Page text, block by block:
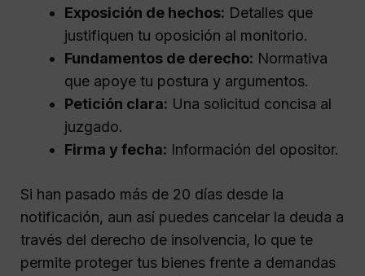
Exposición de hechos: Detalles que
justifiquen tu oposición al monitorio.
Fundamentos de derecho: Normativa
que apoye tu postura y argumentos.
Petición clara: Una solicitud concisa al
juzgado.
Firma y fecha: Información del opositor.
Si han pasado más de 20 días desde la
notificación, aun así puedes cancelar la deuda a
través del derecho de insolvencia, lo que te
permite proteger tus bienes frente a demandas